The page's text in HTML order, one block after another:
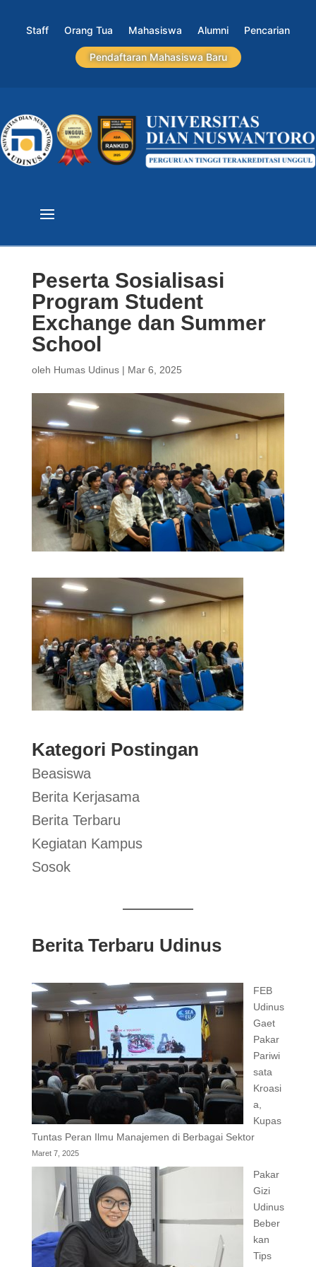
Staff Orang Tua Mahasiswa Alumni Pencarian
Pendaftaran Mahasiswa Baru
Peserta Sosialisasi
Program Student
Exchange dan Summer
School
oleh Humas Udinus| Mar 6, 2025
Kategori Postingan
Beasiswa
Berita Kerjasama
Berita Terbaru
Kegiatan Kampus
Sosok
Berita Terbaru Udinus
FEB
Udinus
Gaet
Pakar
Pariwi
sata
Kroasi
a,
Kupas
Tuntas Peran Ilmu Manajemen di Berbagai Sektor
Maret 7, 2025
Pakar
Gizi
Udinus
Beber
kan
Tips